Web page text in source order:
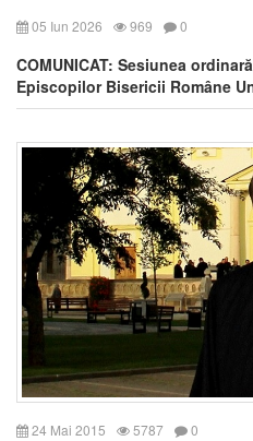
05 Iun 2026 969 0
COMUNICAT: Sesiunea
Episcopilor Bisericii Române
24 Mai 2015 5787 0